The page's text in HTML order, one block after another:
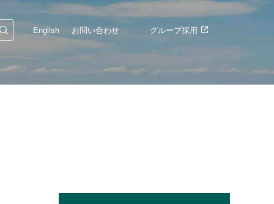
English お問い合わせ グループ採用